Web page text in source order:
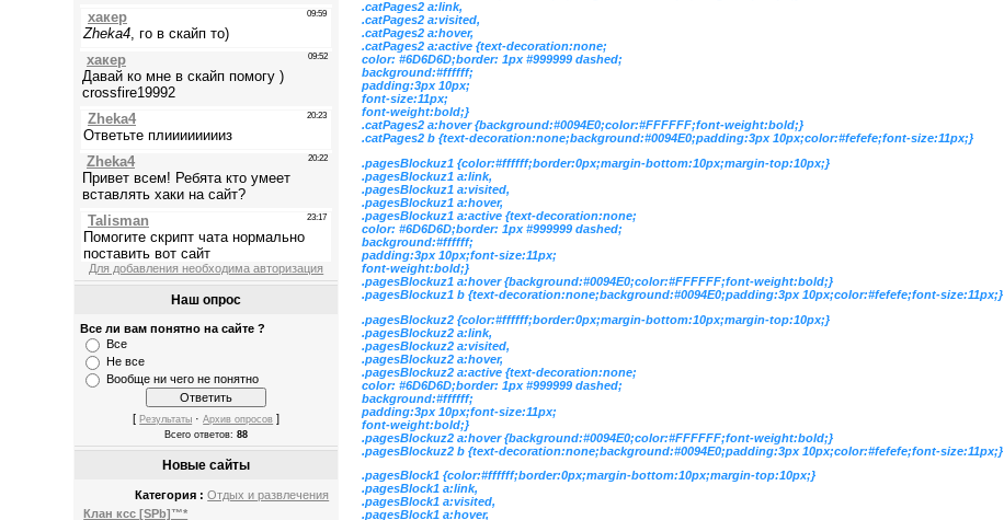
Для добавления необходима авторизация
Наш опрос
Все ли вам понятно на сайте ?
Все
Не все
Вообще ни чего не понятно
[Результаты ·Архив опросов ]
Всего ответов:88
Новые сайты
Категория : Отдых и развлечения
Клан ксс [SPb]™*
.catPages2 a:link,
.catPages2 a:visited,
.catPages2 a:hover,
.catPages2 a:active {text-decoration:none;
color: #6D6D6D;border: 1px #999999 dashed;
background:#ffffff;
padding:3px 10px;
font-size:11px;
font-weight:bold;}
.catPages2 a:hover {background:#0094E0;color:#FFFFFF;font-weight:bold;}
.catPages2 b {text-decoration:none;background:#0094E0;padding:3px 10px;color:#fefefe;font-size:11px;}
.pagesBlockuz1 {color:#ffffff;border:0px;margin-bottom:10px;margin-top:10px;}
.pagesBlockuz1 a:link,
.pagesBlockuz1 a:visited,
.pagesBlockuz1 a:hover,
.pagesBlockuz1 a:active {text-decoration:none;
color: #6D6D6D;border: 1px #999999 dashed;
background:#ffffff;
padding:3px 10px;font-size:11px;
font-weight:bold;}
.pagesBlockuz1 a:hover {background:#0094E0;color:#FFFFFF;font-weight:bold;}
.pagesBlockuz1 b {text-decoration:none;background:#0094E0;padding:3px 10px;color:#fefefe;font-size:11px;}
.pagesBlockuz2 {color:#ffffff;border:0px;margin-bottom:10px;margin-top:10px;}
.pagesBlockuz2 a:link,
.pagesBlockuz2 a:visited,
.pagesBlockuz2 a:hover,
.pagesBlockuz2 a:active {text-decoration:none;
color: #6D6D6D;border: 1px #999999 dashed;
background:#ffffff;
padding:3px 10px;font-size:11px;
font-weight:bold;}
.pagesBlockuz2 a:hover {background:#0094E0;color:#FFFFFF;font-weight:bold;}
.pagesBlockuz2 b {text-decoration:none;background:#0094E0;padding:3px 10px;color:#fefefe;font-size:11px;}
.pagesBlock1 {color:#ffffff;border:0px;margin-bottom:10px;margin-top:10px;}
.pagesBlock1 a:link,
.pagesBlock1 a:visited,
.pagesBlock1 a:hover,